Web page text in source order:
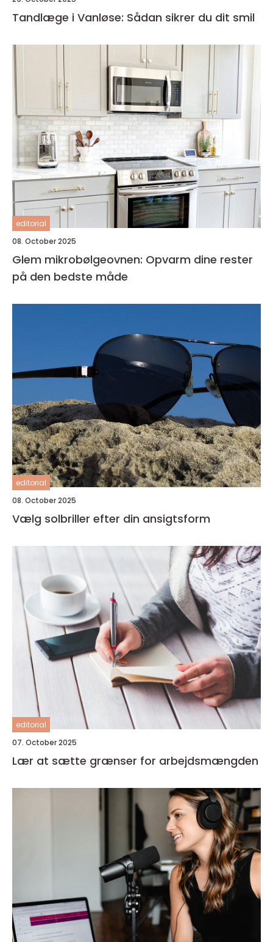
Tandlæge i Vanløse: Sådan sikrer du dit smil
editorial
08. October 2025
Glem mikrobølgeovnen: Opvarm dine rester
på den bedste måde
editorial
08. October 2025
Vælg solbriller efter din ansigtsform
editorial
07. October 2025
Lær at sætte grænser for arbejdsmængden